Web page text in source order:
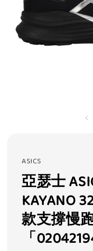
ASICS
亞瑟士
KAYANO
款支撐慢
「